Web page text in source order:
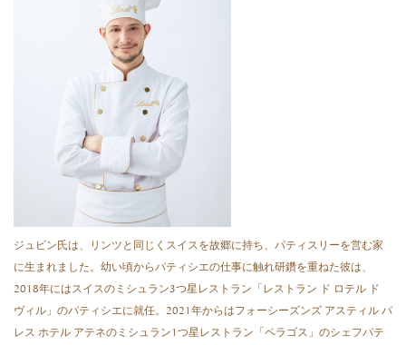
ジュビン氏は、リンツと同じくスイスを故郷に持ち、パティスリーを営む家
に生まれました。幼い頃からパティシエの仕事に触れ研鑽を重ねた彼は、
2018年にはスイスのミシュラン3つ星レストラン「レストラン ド ロテル ド
ヴィル」のパティシエに就任。2021年からはフォーシーズンズ アスティル パ
レス ホテル アテネのミシュラン1つ星レストラン「ペラゴス」のシェフパテ